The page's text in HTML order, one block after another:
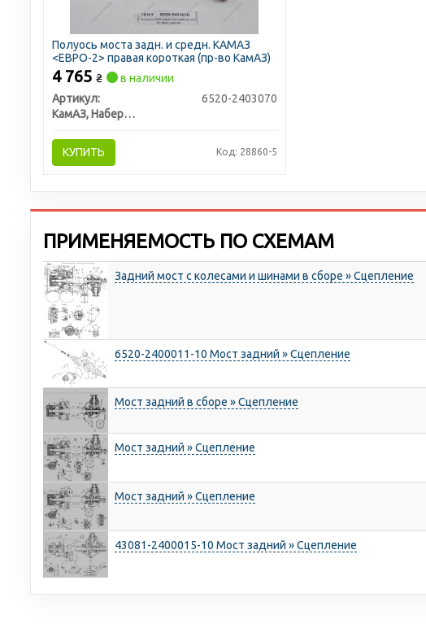
Полуось моста задн. и средн. КАМАЗ
<ЕВРО-2> правая короткая (пр-во КамАЗ)
4 765 ₴
в наличии
Артикул:
6520-2403070
КамАЗ, Набережные Челны
КУПИТЬ Код: 28860-5
ПРИМЕНЯЕМОСТЬ ПО СХЕМАМ
Задний мост с колесами и шинами в сборе » Сцепление
6520-2400011-10 Мост задний » Сцепление
Мост задний в сборе » Сцепление
Мост задний » Сцепление
Мост задний » Сцепление
43081-2400015-10 Мост задний » Сцепление